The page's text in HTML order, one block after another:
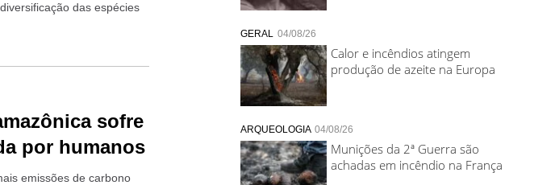
das espécies
sofre
por humanos
emissões de carbono
GERAL 04/08/26
Calor e incêndios atingem
produção de azeite na Europa
ARQUEOLOGIA 04/08/26
Munições da 2ª Guerra são
achadas em incêndio na França